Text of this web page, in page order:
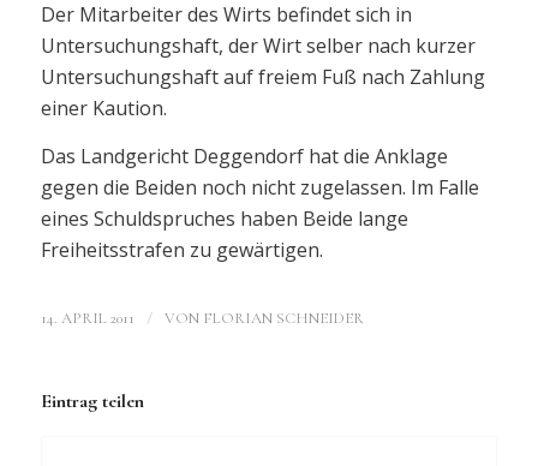
Der Mitarbeiter des Wirts befindet sich in
Untersuchungshaft, der Wirt selber nach kurzer
Untersuchungshaft auf freiem Fuß nach Zahlung
einer Kaution.
Das Landgericht Deggendorf hat die Anklage
gegen die Beiden noch nicht zugelassen. Im Falle
eines Schuldspruches haben Beide lange
Freiheitsstrafen zu gewärtigen.
14. APRIL 2011 / VON FLORIAN SCHNEIDER
Eintrag teilen